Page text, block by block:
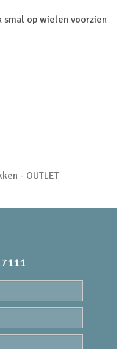
op wielen voorzien
- OUTLET